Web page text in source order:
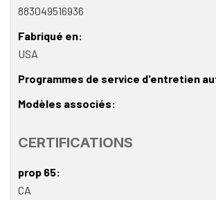
883049516936
Fabriqué en
USA
Programmes de service d'entretien
Modèles associés
CERTIFICATIONS
prop 65
CA